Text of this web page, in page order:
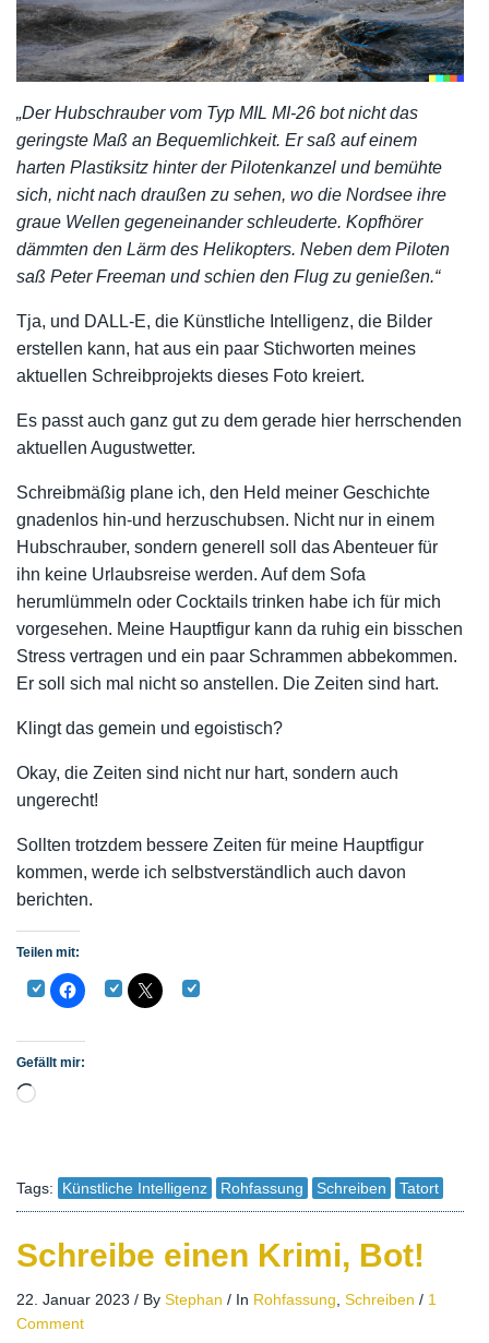
„Der Hubschrauber vom Typ MIL MI-26 bot nicht das
geringste Maß an Bequemlichkeit. Er saß auf einem
harten Plastiksitz hinter der Pilotenkanzel und bemühte
sich, nicht nach draußen zu sehen, wo die Nordsee ihre
graue Wellen gegeneinander schleuderte. Kopfhörer
dämmten den Lärm des Helikopters. Neben dem Piloten
saß Peter Freeman und schien den Flug zu genießen.“
Tja, und DALL-E, die Künstliche Intelligenz, die Bilder
erstellen kann, hat aus ein paar Stichworten meines
aktuellen Schreibprojekts dieses Foto kreiert.
Es passt auch ganz gut zu dem gerade hier herrschenden
aktuellen Augustwetter.
Schreibmäßig plane ich, den Held meiner Geschichte
gnadenlos hin-und herzuschubsen. Nicht nur in einem
Hubschrauber, sondern generell soll das Abenteuer für
ihn keine Urlaubsreise werden. Auf dem Sofa
herumlümmeln oder Cocktails trinken habe ich für mich
vorgesehen. Meine Hauptfigur kann da ruhig ein bisschen
Stress vertragen und ein paar Schrammen abbekommen.
Er soll sich mal nicht so anstellen. Die Zeiten sind hart.
Klingt das gemein und egoistisch?
Okay, die Zeiten sind nicht nur hart, sondern auch
ungerecht!
Sollten trotzdem bessere Zeiten für meine Hauptfigur
kommen, werde ich selbstverständlich auch davon
berichten.
Teilen mit:
Gefällt mir:
Wird geladen …
Tags: Künstliche Intelligenz Rohfassung Schreiben Tatort
Schreibe einen Krimi, Bot!
22. Januar 2023 / By Stephan / In Rohfassung Schreiben / 1
Comment